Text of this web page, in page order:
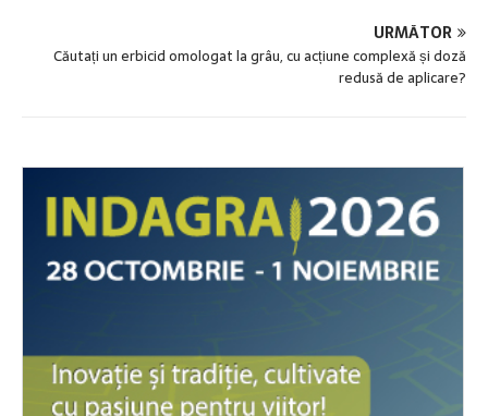
URMĂTOR
Căutați un erbicid omologat la grâu, cu acțiune complexă și doză
redusă de aplicare?